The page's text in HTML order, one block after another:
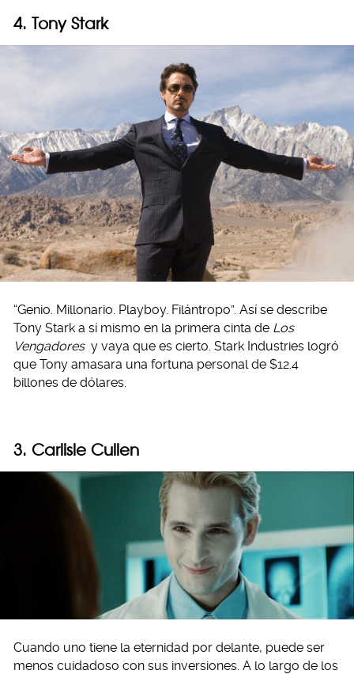
4. Tony Stark
“Genio. Millonario. Playboy. Filántropo”. Así se describe
Tony Stark a sí mismo en la primera cinta de Los
Vengadores y vaya que es cierto. Stark Industries logró
que Tony amasara una fortuna personal de $12.4
billones de dólares.
3. Carlisle Cullen
Cuando uno tiene la eternidad por delante, puede ser
menos cuidadoso con sus inversiones. A lo largo de los